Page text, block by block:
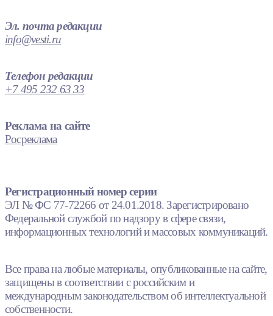
Эл. почта редакции
info@vesti.ru
Телефон редакции
+7 495 232 63 33
Реклама на сайте
Росреклама
Регистрационный номер серии
ЭЛ № ФС 77-72266 от 24.01.2018. Зарегистрировано
Федеральной службой по надзору в сфере связи,
информационных технологий и массовых коммуникаций.
Все права на любые материалы, опубликованные на сайте,
защищены в соответствии с российским и
международным законодательством об интеллектуальной
собственности.